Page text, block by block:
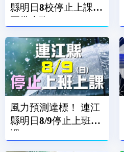
縣明日8校停止上課、
正常上班
風力預測達標！ 連江
縣明日8/9停止上班上
課